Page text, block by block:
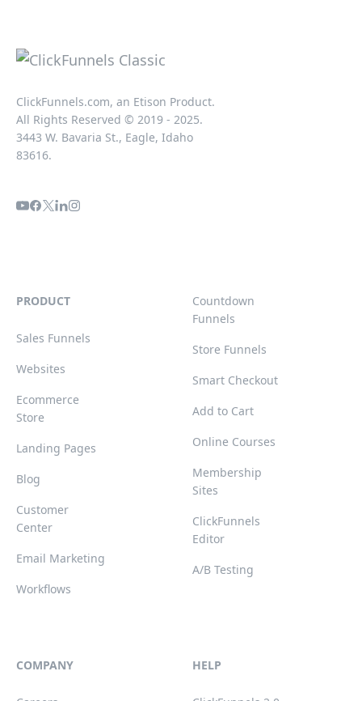
ClickFunnels.com, an Etison Product.
All Rights Reserved © 2019 - 2025.
3443 W. Bavaria St., Eagle, Idaho
83616.
PRODUCT
Sales Funnels
Websites
Ecommerce
Store
Landing Pages
Blog
Customer
Center
Email Marketing
Workflows
Countdown
Funnels
Store Funnels
Smart Checkout
Add to Cart
Online Courses
Membership
Sites
ClickFunnels
Editor
A/B Testing
COMPANY HELP